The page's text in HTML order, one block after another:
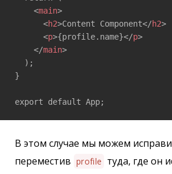
<main>
<h2>Content Component</h2>
<p>{profile.name}</p>
</main>
  );
}
export default App;
В этом случае мы можем
переместив profile туда, где он